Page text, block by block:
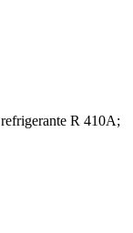
R 410A;